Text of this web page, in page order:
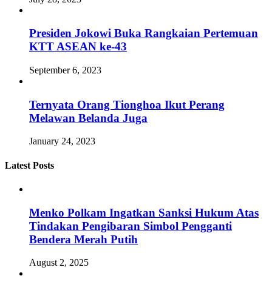
Presiden Jokowi Buka Rangkaian Pertemuan
KTT ASEAN ke-43
September 6, 2023
Ternyata Orang Tionghoa Ikut Perang
Melawan Belanda Juga
January 24, 2023
Latest Posts
Menko Polkam Ingatkan Sanksi Hukum Atas
Tindakan Pengibaran Simbol Pengganti
Bendera Merah Putih
August 2, 2025